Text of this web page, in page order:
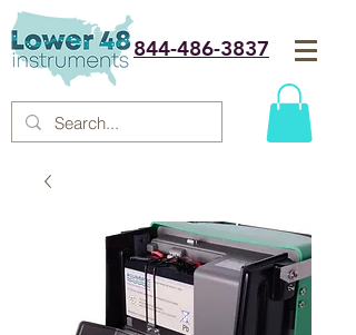
844-486-3837